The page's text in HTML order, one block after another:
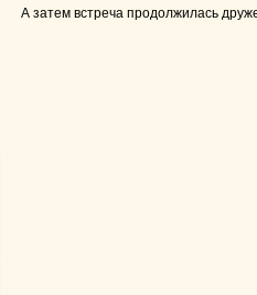
А затем встреча продолжилась